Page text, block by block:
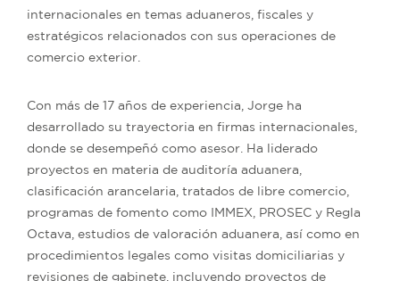
internacionales en temas aduaneros, fiscales y
estratégicos relacionados con sus operaciones de
comercio exterior.
Con más de 17 años de experiencia, Jorge ha
desarrollado su trayectoria en firmas internacionales,
donde se desempeñó como asesor. Ha liderado
proyectos en materia de auditoría aduanera,
clasificación arancelaria, tratados de libre comercio,
programas de fomento como IMMEX, PROSEC y Regla
Octava, estudios de valoración aduanera, así como en
procedimientos legales como visitas domiciliarias y
revisiones de gabinete, incluyendo proyectos de